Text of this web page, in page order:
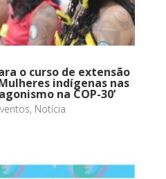
o curso de extensão
indígenas nas
na COP-30’
, Notícia